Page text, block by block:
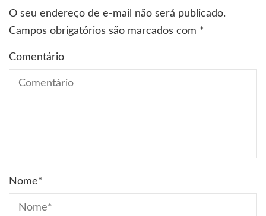
O seu endereço de e-mail não será publicado.
Campos obrigatórios são marcados com *
Comentário
Nome*